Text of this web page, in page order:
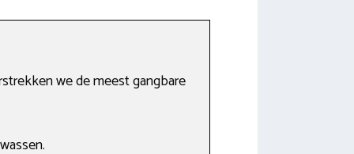
we de meest gangbare